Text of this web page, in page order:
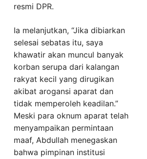
resmi DPR.
Ia melanjutkan, “Jika dibiarkan
selesai sebatas itu, saya
khawatir akan muncul banyak
korban serupa dari kalangan
rakyat kecil yang dirugikan
akibat arogansi aparat dan
tidak memperoleh keadilan.”
Meski para oknum aparat telah
menyampaikan permintaan
maaf, Abdullah menegaskan
bahwa pimpinan institusi